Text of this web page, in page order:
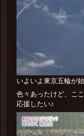
いよいよ東京五輪が始
色々あったけど、こ
応援したい♪